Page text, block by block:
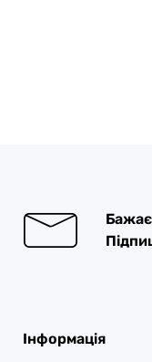
Інформація